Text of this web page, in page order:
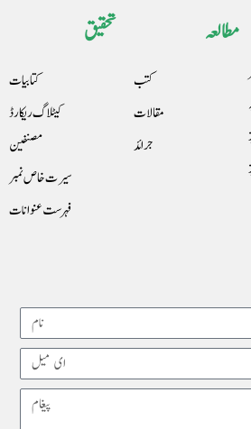
Name
Email
Message
مطالعہ
کتب
مقالات
جرائد
تحقیق
کتابیات
کیٹلاگ ریکارڈ
مصنفین
سیرت خاص نمبر
فہرست عنوانات